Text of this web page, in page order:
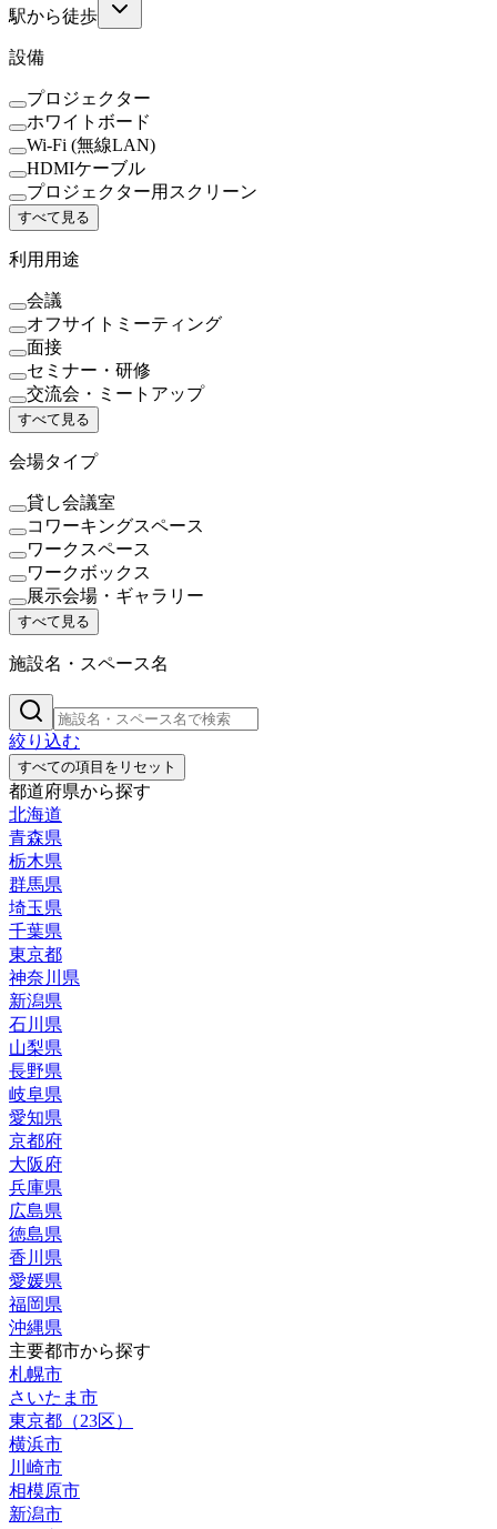
駅から徒歩
設備
プロジェクター
ホワイトボード
Wi-Fi (無線LAN)
HDMIケーブル
プロジェクター用スクリーン
すべて見る
利用用途
会議
オフサイトミーティング
面接
セミナー・研修
交流会・ミートアップ
すべて見る
会場タイプ
貸し会議室
コワーキングスペース
ワークスペース
ワークボックス
展示会場・ギャラリー
すべて見る
施設名・スペース名
絞り込む
すべての項目をリセット
都道府県から探す
北海道
青森県
栃木県
群馬県
埼玉県
千葉県
東京都
神奈川県
新潟県
石川県
山梨県
長野県
岐阜県
愛知県
京都府
大阪府
兵庫県
広島県
徳島県
香川県
愛媛県
福岡県
沖縄県
主要都市から探す
札幌市
さいたま市
東京都（23区）
横浜市
川崎市
相模原市
新潟市